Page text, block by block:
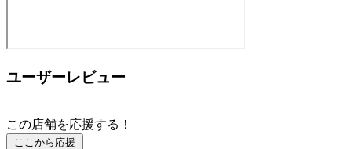
ユーザーレビュー
この店舗を応援する！
ここから応援